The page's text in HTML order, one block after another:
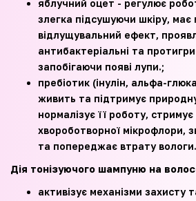
яблучний оцет - регулює
злегка підсушуючи шкіру, має
відлущувальний ефект,
антибактеріальні та
запобігаючи появі лупи.;
пребіотик (інулін, альфа-
живить та підтримує
нормалізує її роботу,
хвороботворної мікрофлори,
та попереджає втрату вологи.
Дія тонізуючого шампуню на
активізує механізми захисту